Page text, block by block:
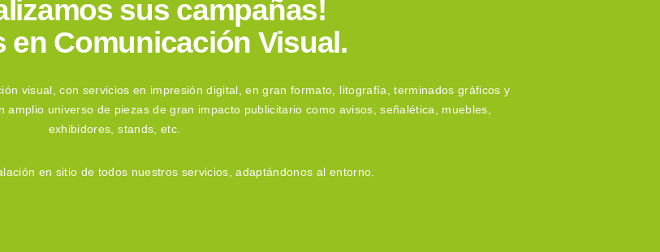
sus campañas!
en Comunicación Visual.
visual, con servicios en impresión digital, en gran formato, litografía, terminados gráficos y
universo de piezas de gran impacto publicitario como avisos, señalética, muebles,
exhibidores, stands, etc.
en sitio de todos nuestros servicios, adaptándonos al entorno.